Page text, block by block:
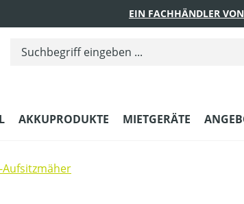
EIN FACHHÄNDLER
AKKUPRODUKTE MIETGERÄTE